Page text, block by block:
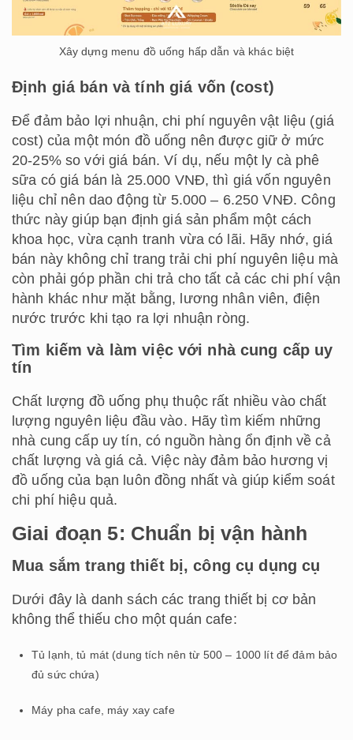
Xây dựng menu đồ uống hấp dẫn và khác biệt
Định giá bán và tính giá vốn (cost)
Để đảm bảo lợi nhuận, chi phí nguyên vật liệu (giá
cost) của một món đồ uống nên được giữ ở mức
20-25% so với giá bán. Ví dụ, nếu một ly cà phê
sữa có giá bán là 25.000 VNĐ, thì giá vốn nguyên
liệu chỉ nên dao động từ 5.000 – 6.250 VNĐ. Công
thức này giúp bạn định giá sản phẩm một cách
khoa học, vừa cạnh tranh vừa có lãi. Hãy nhớ, giá
bán này không chỉ trang trải chi phí nguyên liệu mà
còn phải góp phần chi trả cho tất cả các chi phí vận
hành khác như mặt bằng, lương nhân viên, điện
nước trước khi tạo ra lợi nhuận ròng.
Tìm kiếm và làm việc với nhà cung cấp uy
tín
Chất lượng đồ uống phụ thuộc rất nhiều vào chất
lượng nguyên liệu đầu vào. Hãy tìm kiếm những
nhà cung cấp uy tín, có nguồn hàng ổn định về cả
chất lượng và giá cả. Việc này đảm bảo hương vị
đồ uống của bạn luôn đồng nhất và giúp kiểm soát
chi phí hiệu quả.
Giai đoạn 5: Chuẩn bị vận hành
Mua sắm trang thiết bị, công cụ dụng cụ
Dưới đây là danh sách các trang thiết bị cơ bản
không thể thiếu cho một quán cafe:
Tủ lạnh, tủ mát (dung tích nên từ 500 – 1000 lít để đảm bảo
đủ sức chứa)
Máy pha cafe, máy xay cafe